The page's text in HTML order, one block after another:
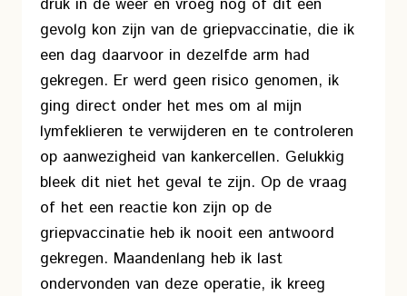
druk in de weer en vroeg nog of dit een
gevolg kon zijn van de griepvaccinatie, die ik
een dag daarvoor in dezelfde arm had
gekregen. Er werd geen risico genomen, ik
ging direct onder het mes om al mijn
lymfeklieren te verwijderen en te controleren
op aanwezigheid van kankercellen. Gelukkig
bleek dit niet het geval te zijn. Op de vraag
of het een reactie kon zijn op de
griepvaccinatie heb ik nooit een antwoord
gekregen. Maandenlang heb ik last
ondervonden van deze operatie, ik kreeg